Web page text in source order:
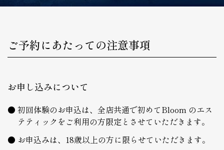
ご予約にあたっての注意事項
お申し込みについて
初回体験のお申込は、全店共通で初めてBloom のエス
テティックをご利用の方限定とさせていただきます。
お申込みは、18歳以上の方に限らせていただきます。